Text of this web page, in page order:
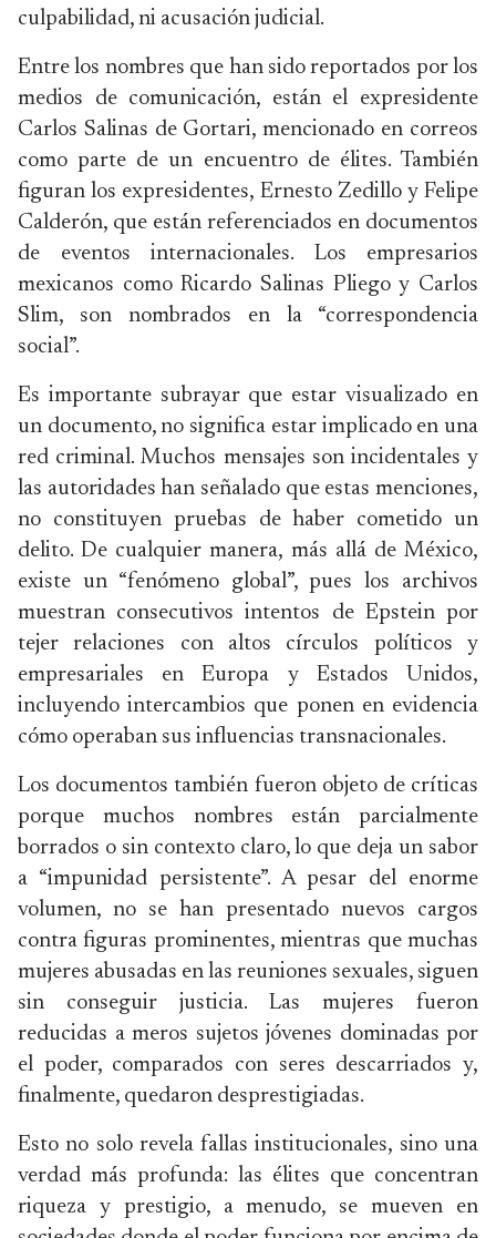
culpabilidad, ni acusación judicial.
Entre los nombres que han sido reportados por los
medios de comunicación, están el expresidente
Carlos Salinas de Gortari, mencionado en correos
como parte de un encuentro de élites. También
figuran los expresidentes, Ernesto Zedillo y Felipe
Calderón, que están referenciados en documentos
de eventos internacionales. Los empresarios
mexicanos como Ricardo Salinas Pliego y Carlos
Slim, son nombrados en la “correspondencia
social”.
Es importante subrayar que estar visualizado en
un documento, no significa estar implicado en una
red criminal. Muchos mensajes son incidentales y
las autoridades han señalado que estas menciones,
no constituyen pruebas de haber cometido un
delito. De cualquier manera, más allá de México,
existe un “fenómeno global”, pues los archivos
muestran consecutivos intentos de Epstein por
tejer relaciones con altos círculos políticos y
empresariales en Europa y Estados Unidos,
incluyendo intercambios que ponen en evidencia
cómo operaban sus influencias transnacionales.
Los documentos también fueron objeto de críticas
porque muchos nombres están parcialmente
borrados o sin contexto claro, lo que deja un sabor
a “impunidad persistente”. A pesar del enorme
volumen, no se han presentado nuevos cargos
contra figuras prominentes, mientras que muchas
mujeres abusadas en las reuniones sexuales, siguen
sin conseguir justicia. Las mujeres fueron
reducidas a meros sujetos jóvenes dominadas por
el poder, comparados con seres descarriados y,
finalmente, quedaron desprestigiadas.
Esto no solo revela fallas institucionales, sino una
verdad más profunda: las élites que concentran
riqueza y prestigio, a menudo, se mueven en